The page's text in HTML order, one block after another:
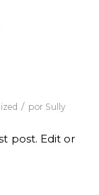
/ por Sully
post. Edit or